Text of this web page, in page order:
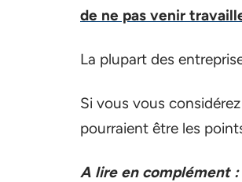
de ne pas venir
La plupart des
Si vous vous
pourraient être les
A lire en complément :